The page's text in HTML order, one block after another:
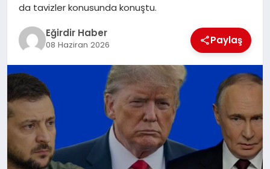
SPOR
TEKNOLOJI
YAŞAM
da tavizler konusunda konuştu.
Eğirdir Haber
08 Haziran 2026 Paylaş